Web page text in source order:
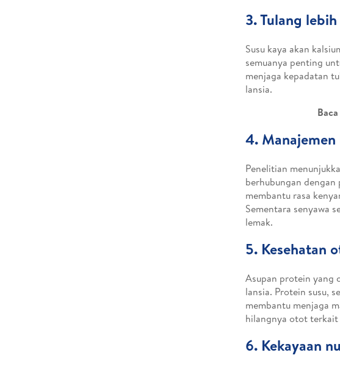
3. Tulang
Susu kaya akan
semuanya penting
menjaga kepadatan
lansia.
4.
Penelitian
berhubungan
membantu rasa
Sementara senyawa
lemak.
5. Kesehatan
Asupan protein yang
lansia. Protein susu,
membantu menjaga
hilangnya otot terkait
6. Kekayaan